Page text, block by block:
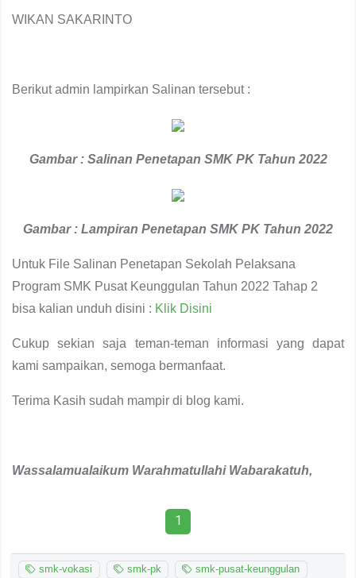
WIKAN SAKARINTO
Berikut admin lampirkan Salinan tersebut :
Gambar : Salinan Penetapan SMK PK Tahun 2022
Gambar : Lampiran Penetapan SMK PK Tahun 2022
Untuk File Salinan Penetapan Sekolah Pelaksana
Program SMK Pusat Keunggulan Tahun 2022 Tahap 2
bisa kalian unduh disini : Klik Disini
Cukup sekian saja teman-teman informasi yang dapat
kami sampaikan, semoga bermanfaat.
Terima Kasih sudah mampir di blog kami.
Wassalamualaikum Warahmatullahi Wabarakatuh,
1
smk-vokasi smk-pk smk-pusat-keunggulan